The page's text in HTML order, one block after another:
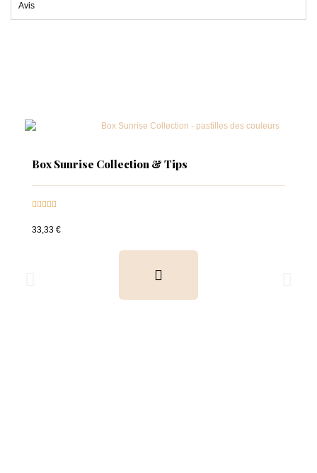
Avis
Box Sunrise Collection & Tips

33,33 €